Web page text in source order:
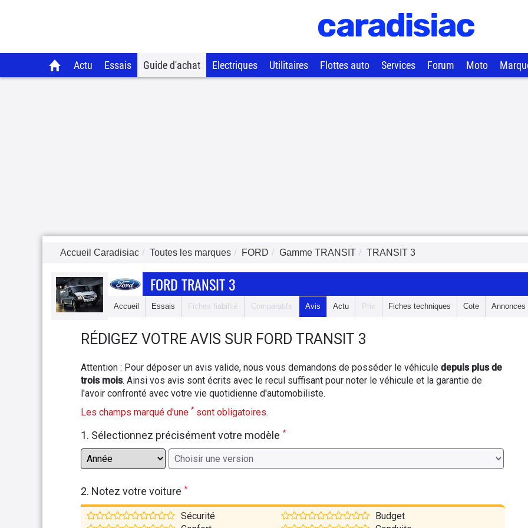
Actu Essais Guide d'achat Electriques Utilitaires Flottes auto Services Forum Moto
Accueil Caradisiac Toutes les marques FORD Gamme TRANSIT TRANSIT 3
FORD TRANSIT 3
Accueil Essais Fiches fiabilité Comparatifs Avis Actu Prix Fiches techniques Cote Annonces
RÉDIGEZ VOTRE AVIS SUR FORD TRANSIT 3
Attention : Pour déposer un avis valide, nous vous demandons de posséder le véhicule depuis plus de
trois mois. Ainsi vos avis sont écrits avec le recul suffisant pour noter le véhicule et la garantie de
l'avoir confronté avec votre vie quotidienne d'automobiliste.
Les champs marqué d'une * sont obligatoires.
1. Sélectionnez précisément votre modèle *
2. Notez votre voiture *
Sécurité
Budget